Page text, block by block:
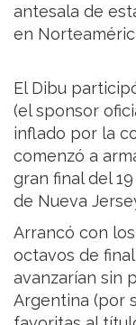
antesala de
en
El Dibu
(el sponsor
inflado por la
comenzó a
gran final del
de Nueva
Arrancó con
octavos de
avanzarían sin
Argentina (por